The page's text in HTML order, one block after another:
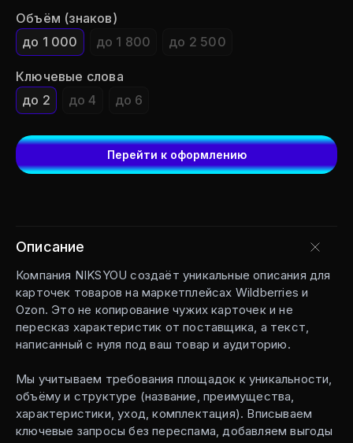
Объём (знаков)
до 1 000
до 1 800 до 2 500
Ключевые слова
до 2
до 4 до 6
Перейти к оформлению
Описание
Компания NIKSYOU создаёт уникальные описания для
карточек товаров на маркетплейсах Wildberries и
Ozon. Это не копирование чужих карточек и не
пересказ характеристик от поставщика, а текст,
написанный с нуля под ваш товар и аудиторию.
Мы учитываем требования площадок к уникальности,
объёму и структуре (название, преимущества,
характеристики, уход, комплектация). Вписываем
ключевые запросы без переспама, добавляем выгоды